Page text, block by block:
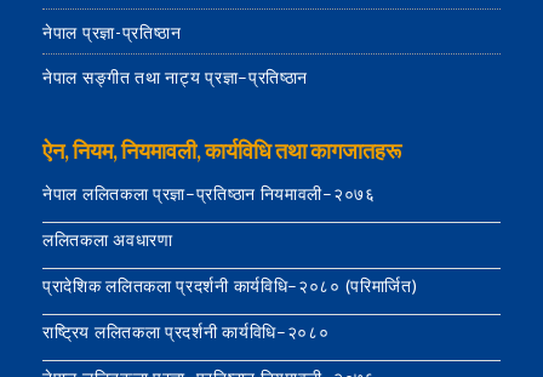
नेपाल प्रज्ञा-प्रतिष्ठान
नेपाल सङ्गीत तथा नाट्य प्रज्ञा–प्रतिष्ठान
ऐन, नियम, नियमावली, कार्यविधि तथा कागजातहरू
नेपाल ललितकला प्रज्ञा–प्रतिष्ठान नियमावली–२०७६
ललितकला अवधारणा
प्रादेशिक ललितकला प्रदर्शनी कार्यविधि–२०८० (परिमार्जित)
राष्ट्रिय ललितकला प्रदर्शनी कार्यविधि–२०८०